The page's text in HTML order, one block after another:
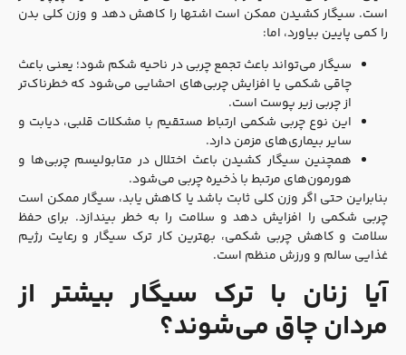
است. سیگار کشیدن ممکن است اشتها را کاهش دهد و وزن کلی بدن
را کمی پایین بیاورد، اما:
سیگار می‌تواند باعث تجمع چربی در ناحیه شکم شود؛ یعنی باعث
چاقی شکمی یا افزایش چربی‌های احشایی می‌شود که خطرناک‌تر
از چربی زیر پوست است.
این نوع چربی شکمی ارتباط مستقیم با مشکلات قلبی، دیابت و
سایر بیماری‌های مزمن دارد.
همچنین سیگار کشیدن باعث اختلال در متابولیسم چربی‌ها و
هورمون‌های مرتبط با ذخیره چربی می‌شود.
بنابراین حتی اگر وزن کلی ثابت باشد یا کاهش یابد، سیگار ممکن است
چربی شکمی را افزایش دهد و سلامت را به خطر بیندازد. برای حفظ
سلامت و کاهش چربی شکمی، بهترین کار ترک سیگار و رعایت رژیم
غذایی سالم و ورزش منظم است.
آیا زنان با ترک سیگار بیشتر از
مردان چاق می‌شوند؟